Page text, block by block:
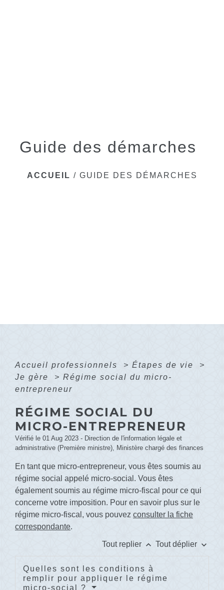
Guide des démarches
ACCUEIL / GUIDE DES DÉMARCHES
Accueil professionnels > Étapes de vie
>
Je gère
> Régime social du micro-
entrepreneur
RÉGIME SOCIAL DU
MICRO-ENTREPRENEUR
Vérifié le 01 Aug 2023 - Direction de l'information légale et
administrative (Première ministre), Ministère chargé des finances
En tant que micro-entrepreneur, vous êtes soumis au
régime social appelé micro-social. Vous êtes
également soumis au régime micro-fiscal pour ce qui
concerne votre imposition. Pour en savoir plus sur le
régime micro-fiscal, vous pouvez consulter la fiche
correspondante.
Tout replier keyboard_arrow_up Tout déplier keyboard_arrow_down
Quelles sont les conditions à
remplir pour appliquer le régime
micro-social ?